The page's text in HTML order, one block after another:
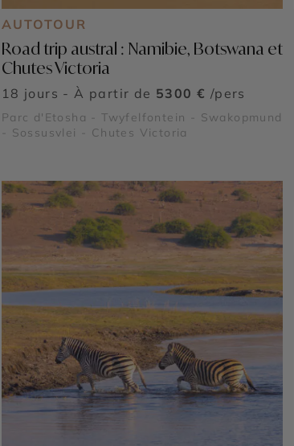
AUTOTOUR
Road trip austral : Namibie, Botswana et
Chutes Victoria
18 jours - À partir de 5300 € /pers
Parc d'Etosha - Twyfelfontein - Swakopmund
- Sossusvlei - Chutes Victoria